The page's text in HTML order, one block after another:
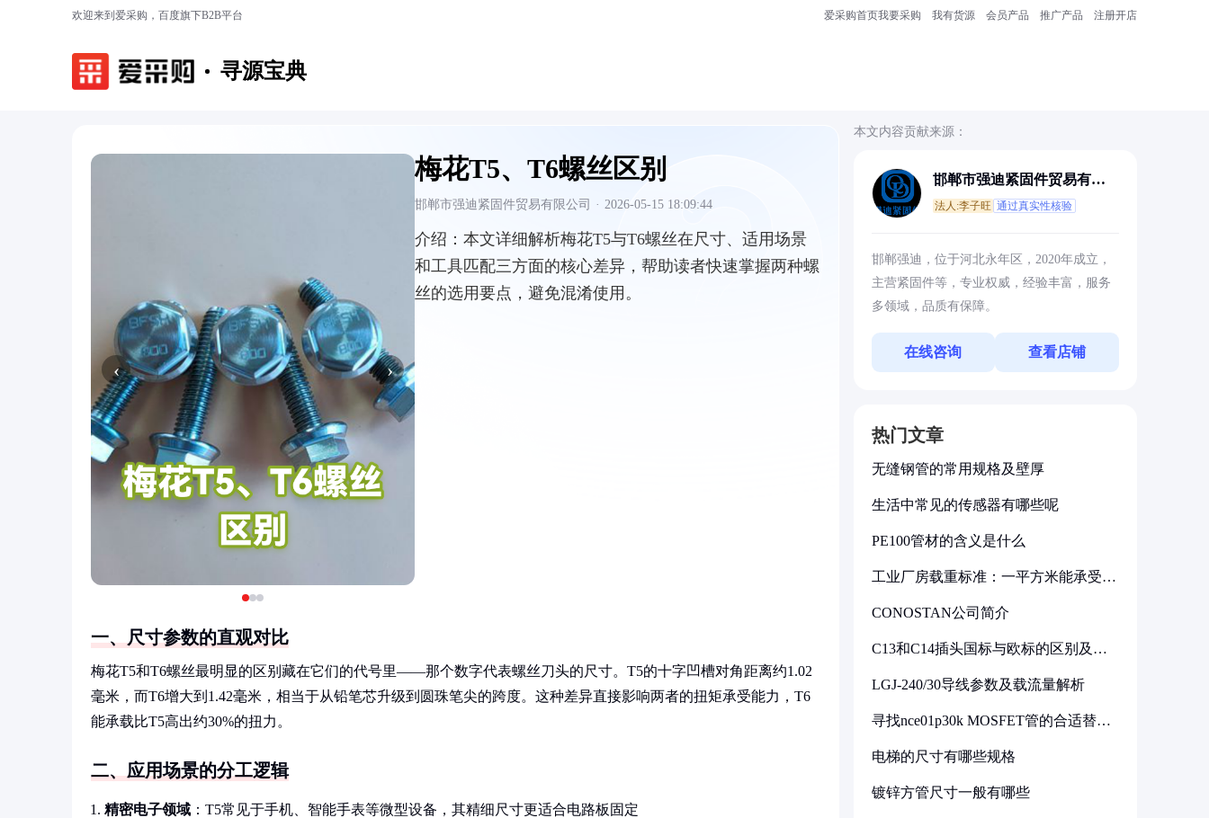
欢迎来到爱采购，百度旗下B2B平台 爱采购首页我要采购 我有货源 会员产品 推广产品 注册开店
寻源宝典
‹ ›
梅花T5、T6螺丝区别
邯郸市强迪紧固件贸易有限公司 · 2026-05-15 18:09:44
介绍： 本文详细解析梅花T5与T6螺丝在尺寸、适用场景
和工具匹配三方面的核心差异，帮助读者快速掌握两种螺
丝的选用要点，避免混淆使用。
一、尺寸参数的直观对比
梅花T5和T6螺丝最明显的区别藏在它们的代号里——那个数字代表螺丝刀头的尺寸。T5的十字凹槽对角距离约1.02
毫米，而T6增大到1.42毫米，相当于从铅笔芯升级到圆珠笔尖的跨度。这种差异直接影响两者的扭矩承受能力，T6
能承载比T5高出约30%的扭力。
二、应用场景的分工逻辑
精密电子领域 ：T5常见于手机、智能手表等微型设备，其精细尺寸更适合电路板固定
本文内容贡献来源：
邯郸市强迪紧固件贸易有限
法人:李子旺 通过真实性核验
邯郸强迪，位于河北永年区，2020年成立，
主营紧固件等，专业权威，经验丰富，服务
多领域，品质有保障。
在线咨询 查看店铺
热门文章
无缝钢管的常用规格及壁厚
生活中常见的传感器有哪些呢
PE100管材的含义是什么
工业厂房载重标准：一平方米能承受多
CONOSTAN公司简介
C13和C14插头国标与欧标的区别及其
LGJ-240/30导线参数及载流量解析
寻找nce01p30k MOSFET管的合适替代
电梯的尺寸有哪些规格
镀锌方管尺寸一般有哪些